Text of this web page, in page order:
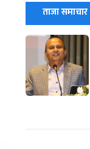
ताजा समाचार